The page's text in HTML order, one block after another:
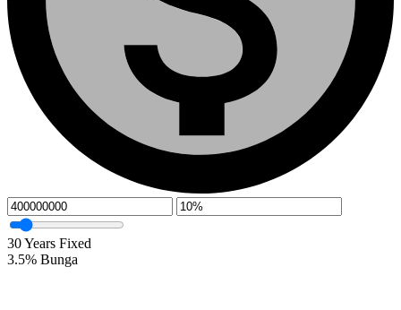
30Years Fixed
3.5% Bunga